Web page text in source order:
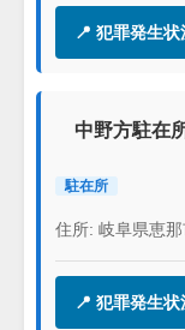
📍 犯罪発生状
中野方駐在
駐在所
住所: 岐阜県恵
📍 犯罪発生状